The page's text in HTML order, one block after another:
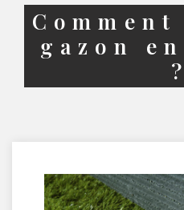
gazon
?